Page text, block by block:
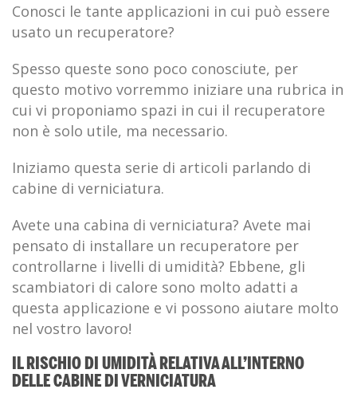
Conosci le tante applicazioni in cui può essere
usato un recuperatore?
Spesso queste sono poco conosciute, per
questo motivo vorremmo iniziare una rubrica in
cui vi proponiamo spazi in cui il recuperatore
non è solo utile, ma necessario.
Iniziamo questa serie di articoli parlando di
cabine di verniciatura.
Avete una cabina di verniciatura? Avete mai
pensato di installare un recuperatore per
controllarne i livelli di umidità? Ebbene, gli
scambiatori di calore sono molto adatti a
questa applicazione e vi possono aiutare molto
nel vostro lavoro!
IL RISCHIO DI UMIDITÀ RELATIVA ALL’INTERNO
DELLE CABINE DI VERNICIATURA